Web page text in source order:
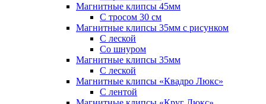
Магнитные клипсы 45мм
С тросом 30 см
Магнитные клипсы 35мм с рисунком
С леской
Со шнуром
Магнитные клипсы 35мм
С леской
Магнитные клипсы «Квадро Люкс»
С лентой